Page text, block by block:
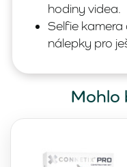
hodiny videa.
Selfie
nálepky pro
Mohlo